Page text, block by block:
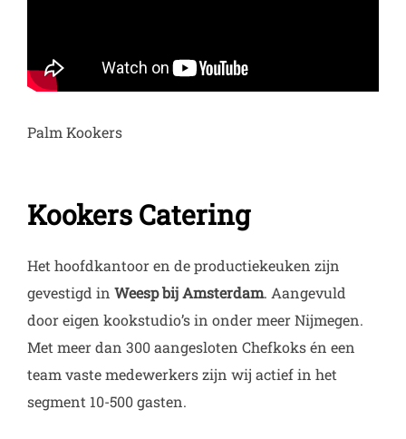
Palm Kookers
Kookers Catering
Het hoofdkantoor en de productiekeuken zijn
gevestigd in WeespbijAmsterdam. Aangevuld
door eigen kookstudio’s in onder meer Nijmegen.
Met meer dan 300 aangesloten Chefkoks én een
team vaste medewerkers zijn wij actief in het
segment 10-500 gasten.